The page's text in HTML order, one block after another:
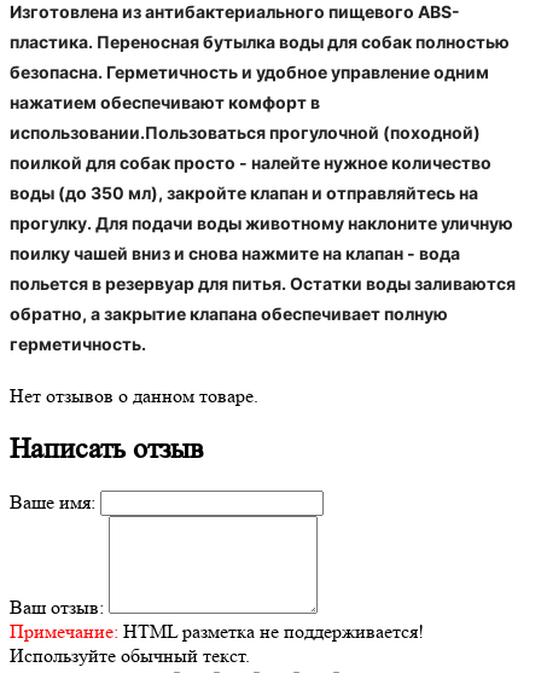
Изготовлена из антибактериального пищевого ABS-
пластика. Переносная бутылка воды для собак полностью
безопасна. Герметичность и удобное управление одним
нажатием обеспечивают комфорт в
использовании.Пользоваться прогулочной (походной)
поилкой для собак просто - налейте нужное количество
воды (до 350 мл), закройте клапан и отправляйтесь на
прогулку. Для подачи воды животному наклоните уличную
поилку чашей вниз и снова нажмите на клапан - вода
польется в резервуар для питья. Остатки воды заливаются
обратно, а закрытие клапана обеспечивает полную
герметичность.
Нет отзывов о данном товаре.
Написать отзыв
Ваше имя:
Ваш отзыв:
Примечание: HTML разметка не поддерживается!
Используйте обычный текст.